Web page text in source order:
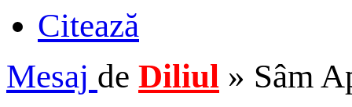
Citează
Mesaj de Diliul » Sâm